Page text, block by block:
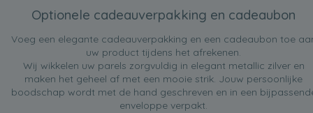
Optionele cadeauverpakking en cadeaubon
Voeg een elegante cadeauverpakking en een cadeaubon toe
uw product tijdens het afrekenen.
Wij wikkelen uw parels zorgvuldig in elegant metallic zilver en
maken het geheel af met een mooie strik. Jouw persoonlijke
boodschap wordt met de hand geschreven en in een
enveloppe verpakt.